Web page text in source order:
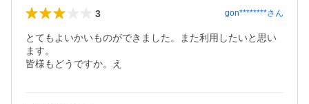
3 gon********さん
とてもよいかいものができました。また利用したいと思い
ます。
皆様もどうですか。え